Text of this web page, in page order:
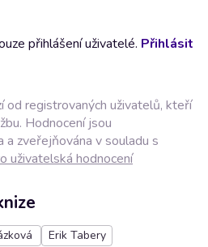
přihlášení uživatelé. Přihlásit
od registrovaných uživatelů, kteří
Hodnocení jsou
a zveřejňována v souladu s
uživatelská hodnocení
Erik Tabery